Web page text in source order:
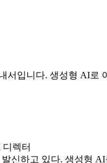
서입니다. 생성형 AI
렉터
신하고 있다. 생성형